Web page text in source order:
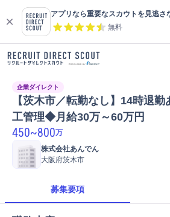
アプリなら重要なスカウトを見逃さ
無料
企業ダイレクト
【茨木市／転勤なし】14時退
工管理◆月給30万～60万円
450~800万
株式会社あんでん
大阪府茨木市
募集要項